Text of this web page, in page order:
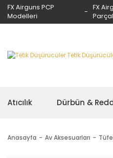
FX Airguns PCP
Modelleri
FX
Atıcılık Dürbün &
Anasayfa Av Aksesuarları